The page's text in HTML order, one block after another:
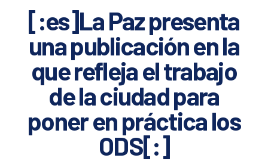
[:es]La Paz presenta
una publicación en la
que refleja el trabajo
de la ciudad para
poner en práctica los
ODS[:]